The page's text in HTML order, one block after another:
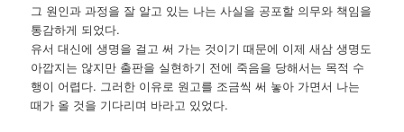
그 원인과 과정을 잘 알고 있는 나는 사실을 공포할 의무와 책임을
통감하게 되었다.
유서 대신에 생명을 걸고 써 가는 것이기 때문에 이제 새삼 생명도
아깝지는 않지만 출판을 실현하기 전에 죽음을 당해서는 목적 수
행이 어렵다. 그러한 이유로 원고를 조금씩 써 놓아 가면서 나는
때가 올 것을 기다리며 바라고 있었다.